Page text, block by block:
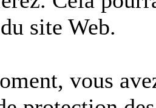
site Web.
vous